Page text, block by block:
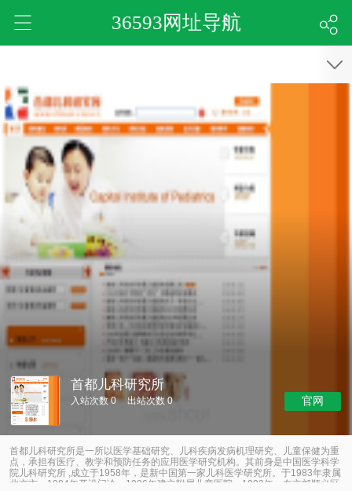
36593网址导航
首都儿科研究所
入站次数 0 出站次数 0 官网
首都儿科研究所是一所以医学基础研究、儿科疾病发病机理研究、儿童保健为重
点，承担有医疗、教学和预防任务的应用医学研究机构。其前身是中国医学科学
院儿科研究所 ,成立于1958年，是新中国第一家儿科医学研究所。于1983年隶属
北京市，1984年开设门诊，1986年建立附属儿童医院。1993年，在京郊顺义区